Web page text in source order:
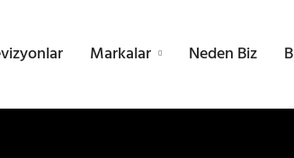
Markalar Neden Biz